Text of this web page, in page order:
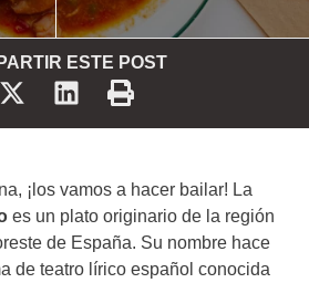
ESTE POST
¡los vamos a hacer bailar! La
es un plato originario de la región
de España. Su nombre hace
de teatro lírico español conocida